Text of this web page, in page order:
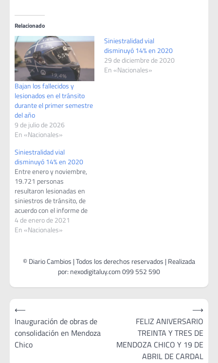
Relacionado
Bajan los fallecidos y
lesionados en el tránsito
durante el primer semestre
del año
9 de julio de 2026
En «Nacionales»
Siniestralidad vial
disminuyó 14% en 2020
29 de diciembre de 2020
En «Nacionales»
Siniestralidad vial
disminuyó 14% en 2020
Entre enero y noviembre,
19.721 personas
resultaron lesionadas en
siniestros de tránsito, de
acuerdo con el informe de
2020 elaborado por la
Unidad Nacional de
finalizar diciembre, se
superarán los 21.000
lesionados pero destaca un
descenso de 14% respecto a
2019. Además,…
4 de enero de 2021
En «Nacionales»
Navegación
de
entradas
⟵
Inauguración de obras de
consolidación en Mendoza
Chico
FELIZ ANIVERSARIO
TREINTA Y TRES DE
MENDOZA CHICO Y 19 DE
ABRIL DE CARDAL
⟶